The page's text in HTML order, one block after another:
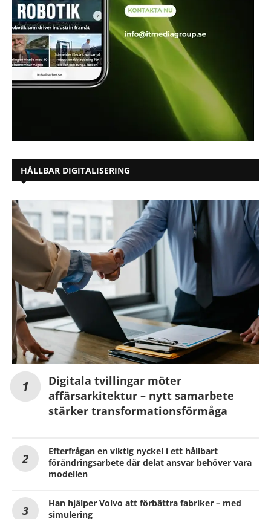
HÅLLBAR DIGITALISERING
Digitala tvillingar möter
affärsarkitektur – nytt samarbete
stärker transformationsförmåga
Efterfrågan en viktig nyckel i ett hållbart
förändringsarbete där delat ansvar behöver vara
modellen
Han hjälper Volvo att förbättra fabriker – med
simulering